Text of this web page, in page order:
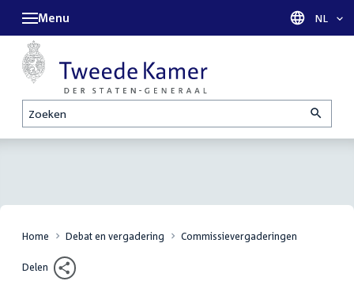
Zoeken
Menu Taal
NL
Home Debat en vergadering Commissievergaderingen
Delen